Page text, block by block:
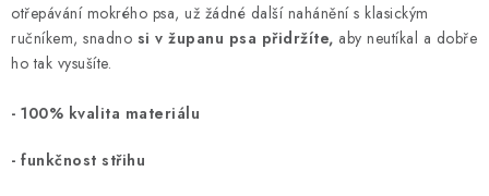
otřepávání mokrého psa, už žádné další nahánění s klasickým
ručníkem, snadno si v županu psa přidržíte, aby neutíkal a dobře
ho tak vysušíte.
- 100% kvalita materiálu
- funkčnost střihu